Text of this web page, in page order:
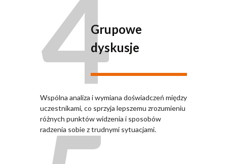
4Grupowe
dyskusje
Wspólna analiza i wymiana doświadczeń między
uczestnikami, co sprzyja lepszemu zrozumieniu
różnych punktów widzenia i sposobów
radzenia sobie z trudnymi sytuacjami.